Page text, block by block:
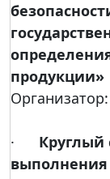
продукции»
· Круглый
выполнения